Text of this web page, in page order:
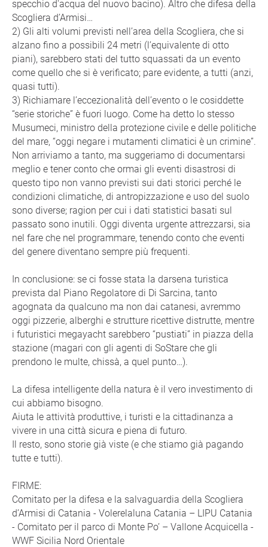
specchio d'acqua del nuovo bacino). Altro che difesa della
Scogliera d’Armisi…
2) Gli alti volumi previsti nell’area della Scogliera, che si
alzano fino a possibili 24 metri (l’equivalente di otto
piani), sarebbero stati del tutto squassati da un evento
come quello che si è verificato; pare evidente, a tutti (anzi,
quasi tutti).
3) Richiamare l’eccezionalità dell’evento o le cosiddette
“serie storiche” è fuori luogo. Come ha detto lo stesso
Musumeci, ministro della protezione civile e delle politiche
del mare, “oggi negare i mutamenti climatici è un crimine”.
Non arriviamo a tanto, ma suggeriamo di documentarsi
meglio e tener conto che ormai gli eventi disastrosi di
questo tipo non vanno previsti sui dati storici perché le
condizioni climatiche, di antropizzazione e uso del suolo
sono diverse; ragion per cui i dati statistici basati sul
passato sono inutili. Oggi diventa urgente attrezzarsi, sia
nel fare che nel programmare, tenendo conto che eventi
del genere diventano sempre più frequenti.
In conclusione: se ci fosse stata la darsena turistica
prevista dal Piano Regolatore di Di Sarcina, tanto
agognata da qualcuno ma non dai catanesi, avremmo
oggi pizzerie, alberghi e strutture ricettive distrutte, mentre
i futuristici megayacht sarebbero “pustiati” in piazza della
stazione (magari con gli agenti di SoStare che gli
prendono le multe, chissà, a quel punto…).
La difesa intelligente della natura è il vero investimento di
cui abbiamo bisogno.
Aiuta le attività produttive, i turisti e la cittadinanza a
vivere in una città sicura e piena di futuro.
Il resto, sono storie già viste (e che stiamo già pagando
tutte e tutti).
FIRME:
Comitato per la difesa e la salvaguardia della Scogliera
d’Armisi di Catania - Volerelaluna Catania – LIPU Catania
- Comitato per il parco di Monte Po’ – Vallone Acquicella -
WWF Sicilia Nord Orientale